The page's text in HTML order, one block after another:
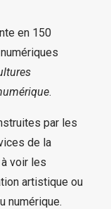
en 150
.
par les
de la
voir les
artistique ou
numérique.